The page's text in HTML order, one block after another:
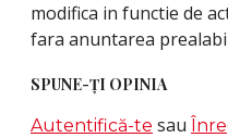
modifica in functie de
fara anuntarea
SPUNE-ŢI OPINIA
Autentifică-te sau